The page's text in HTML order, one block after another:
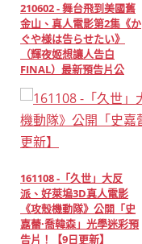
210602 - 舞台飛到美國舊
金山、真人電影第2集《か
ぐや様は告らせたい》
（輝夜姬想讓人告白
FINAL）最新預告片公
開！
161108 -「久世」大反
派、好萊塢3D真人電影
《攻殼機動隊》公開「史
嘉蕾·喬韓森」光學迷彩預
告片！【9日更新】